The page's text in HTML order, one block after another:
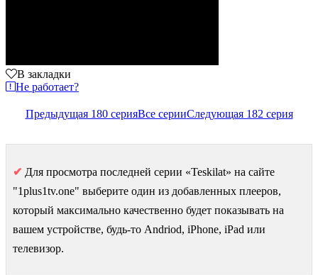
В закладки
Не работает?
Предыдущая 180 серияВсе серииСледующая 182 серия
✔ Для просмотра последней серии «Teskilat» на сайте
"1plus1tv.one" выберите один из добавленных плееров,
который максимально качественно будет показывать на
вашем устройстве, будь-то Andriod, iPhone, iPad или
телевизор.